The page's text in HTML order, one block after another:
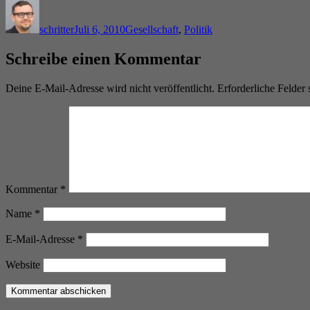
schritterJuli 6, 2010Gesellschaft, Politik
Schreibe einen Kommentar
Deine E-Mail-Adresse wird nicht veröffentlicht. Erforderliche Felder
Kommentar *
Name *
E-Mail-Adresse *
Website